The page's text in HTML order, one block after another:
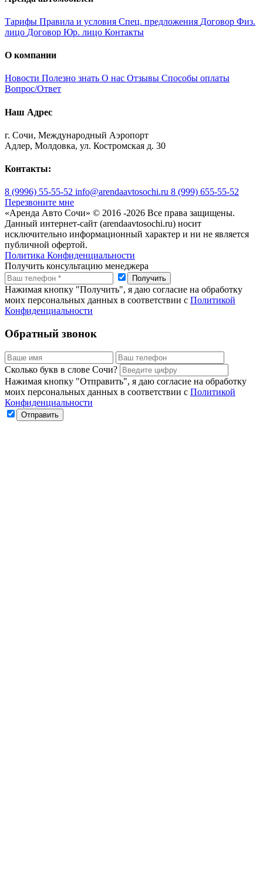
Тарифы Правила и условия Спец. предложения Договор Физ.
лицо Договор Юр. лицо Контакты
О компании
Новости Полезно знать О нас Отзывы Способы оплаты
Вопрос/Ответ
Наш Адрес
г. Сочи, Международный Аэропорт
Адлер, Молдовка, ул. Костромская д. 30
Контакты:
8 (9996) 55-55-52 info@arendaavtosochi.ru 8 (999) 655-55-52
Перезвоните мне
«Аренда Авто Сочи» © 2016 -2026 Все права защищены.
Данный интернет-сайт (arendaavtosochi.ru) носит
исключительно информационный характер и ни не является
публичной офертой.
Политика Конфиденциальности
Получить консультацию менеджера
Нажимая кнопку "Получить", я даю согласие на обработку
моих персональных данных в соответствии с Политикой
Конфиденциальности
Обратный звонок
Сколько букв в слове Сочи?
Нажимая кнопку "Отправить", я даю согласие на обработку
моих персональных данных в соответствии с Политикой
Конфиденциальности